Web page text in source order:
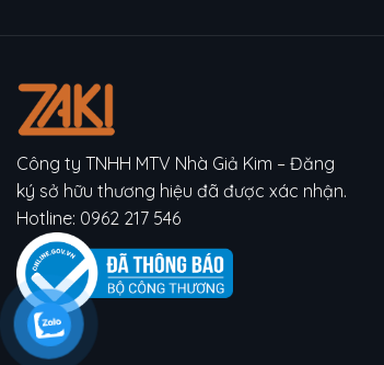
Công ty TNHH MTV Nhà Giả Kim – Đăng
ký sở hữu thương hiệu đã được xác nhận.
Hotline: 0962 217 546